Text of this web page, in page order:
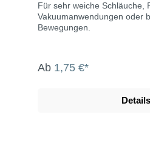
Für sehr weiche Schläuche,
Vakuumanwendungen oder
Bewegungen.
Ab 1,75 €*
Details